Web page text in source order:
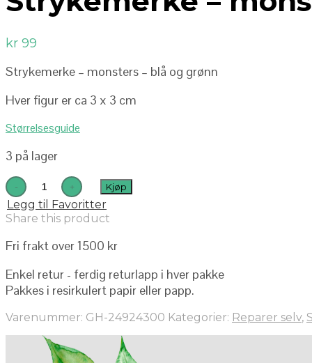
kr 99
Strykemerke – monsters – blå og grønn
Hver figur er ca 3 x 3 cm
Størrelsesguide
3 på lager
Kjøp
Legg til Favoritter
Share this product
Fri frakt over 1500 kr
Enkel retur - ferdig returlapp i hver pakke
Pakkes i resirkulert papir eller papp.
Varenummer: GH-24924300 Kategorier: Reparer selv,